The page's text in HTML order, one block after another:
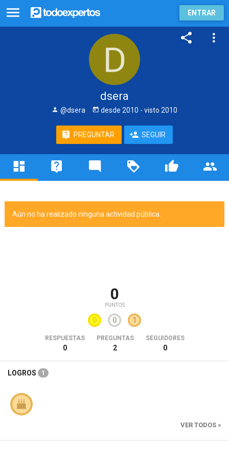
ENTRAR
dsera
@dsera desde 2010 - visto 2010
PREGUNTAR SEGUIR
Aún no ha realizado ninguna actividad pública.
0
PUNTOS
0 0 1
RESPUESTAS
0
PREGUNTAS
2
SEGUIDORES
0
LOGROS 1
VER TODOS »